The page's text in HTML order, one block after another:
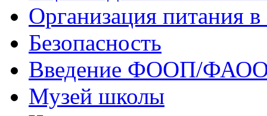
Организация питания в
Безопасность
Введение ФООП/
Музей школы